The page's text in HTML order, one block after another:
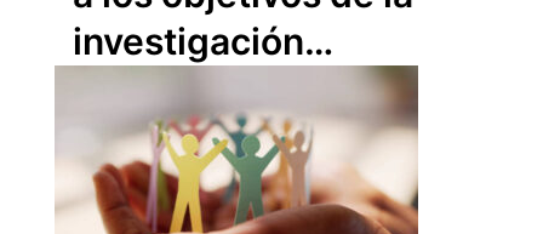
investigación…